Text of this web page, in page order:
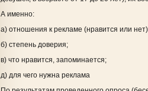
А именно:
а) отношения к рекламе (нравится или
б) степень доверия;
в) что нравится, запоминается;
д) для чего нужна реклама